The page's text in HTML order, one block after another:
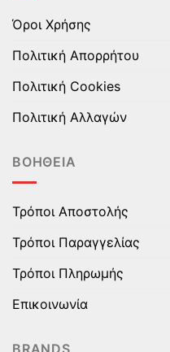
Όροι Χρήσης
Πολιτική Απορρήτου
Πολιτική Cookies
Πολιτική Αλλαγών
ΒΟΉΘΕΙΑ
Τρόποι Αποστολής
Τρόποι Παραγγελίας
Τρόποι Πληρωμής
Επικοινωνία
BRANDS